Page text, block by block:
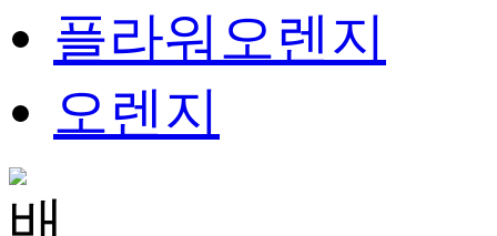
플라워오렌지
오렌지